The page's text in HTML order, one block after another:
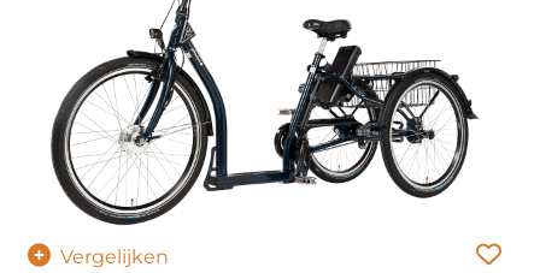
Vergelijken